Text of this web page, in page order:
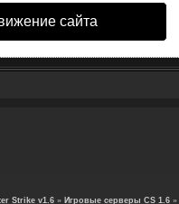
сайта
Strike v1.6 » Игровые серверы CS 1.6 »